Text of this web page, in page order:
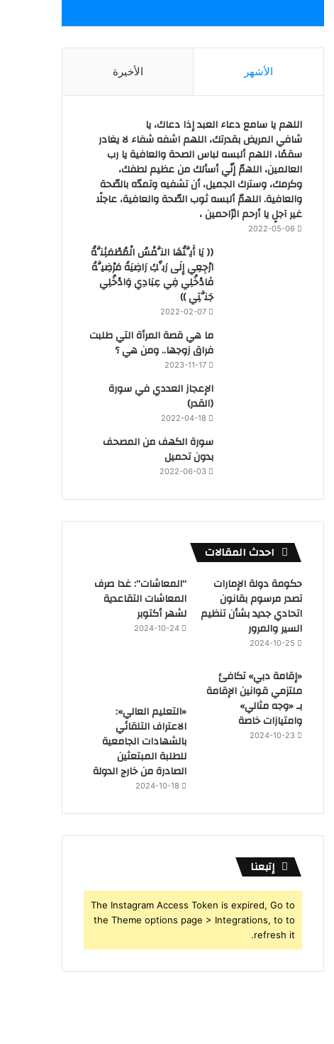
الأشهر الأخيرة
اللهم يا سامع دعاء العبد إذا دعاك، يا
شافي المريض بقدرتك، اللهم اشفه شفاء لا يغادر
سقمًا، اللهم ألبسه لباس الصحة والعافية يا رب
العالمين، اللهمّ إنّي أسألك من عظيم لطفك،
وكرمك، وسترك الجميل، أن تشفيه وتمدّه بالصّحة
والعافية. اللهمّ ألبسه ثوب الصّحة والعافية، عاجلًا
غير آجلٍ يا أرحم الرّاحمين ،
2022-05-06
(( يَا أَيَّتُهَا النَّفْسُ الْمُطْمَئِنَّةُ
ارْجِعِي إِلَى رَبِّكِ رَاضِيَةً مَرْضِيَّةً
فَادْخُلِي فِي عِبَادِي وَادْخُلِي
جَنَّتِي ))
2022-02-07
ما هي قصة المرأة التي طلبت
فراق زوجها.. ومن هي ؟
2023-11-17
‏الإعجاز العددي في سورة
(القدر)
2022-04-18
سورة الكهف من المصحف
بدون تحميل
2022-06-03
احدث المقالات
حكومة دولة الإمارات
تصدر مرسوم بقانون
اتحادي جديد بشأن تنظيم
السير والمرور
2024-10-25
“المعاشات”: غدا صرف
المعاشات التقاعدية
لشهر أكتوبر
2024-10-24
«إقامة دبي» تكافئ
ملتزمي قوانين الإقامة
بـ «وجه مثالي»
وامتيازات خاصة
2024-10-23
«التعليم العالي»:
الاعتراف التلقائي
بالشهادات الجامعية
للطلبة المبتعثين
الصادرة من خارج الدولة
2024-10-18
إتبعنا
The Instagram Access Token is expired, Go to
the Theme options page > Integrations, to to
refresh it.